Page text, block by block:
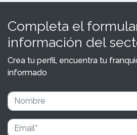
Completa el
información del
Crea tu perfil, encuentra tu
informado